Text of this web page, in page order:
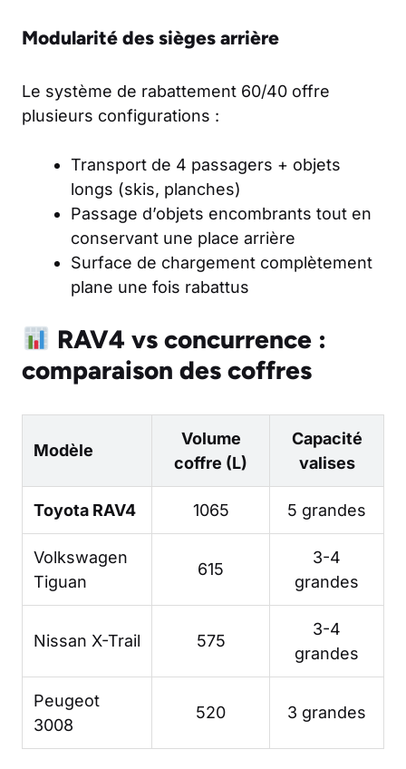
Modularité des sièges arrière
Le système de rabattement 60/40 offre
plusieurs configurations :
Transport de 4 passagers + objets
longs (skis, planches)
Passage d’objets encombrants tout en
conservant une place arrière
Surface de chargement complètement
plane une fois rabattus
RAV4 vs concurrence :
comparaison des coffres
Modèle
Volume
coffre (L)
Capacité
valises
Toyota RAV4 1065 5 grandes
Volkswagen
Tiguan
615
3-4
grandes
Nissan X-Trail 575
3-4
grandes
Peugeot
3008
520 3 grandes